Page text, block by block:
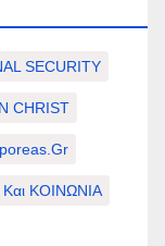
SECURITY
CHRIST
ΚΟΙΝΩΝΙΑ